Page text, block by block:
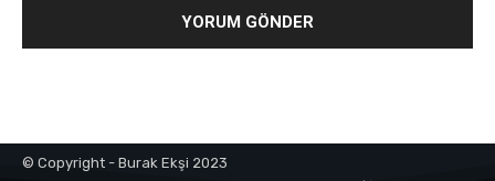
© Copyright - Burak Ekşi 2023